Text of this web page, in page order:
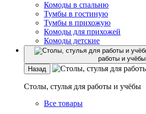
Комоды в спальню
Тумбы в гостиную
Тумбы в прихожую
Комоды для прихожей
Комоды детские
работы и учёбы
Назад
Столы, стулья для работы и учёбы
Все товары